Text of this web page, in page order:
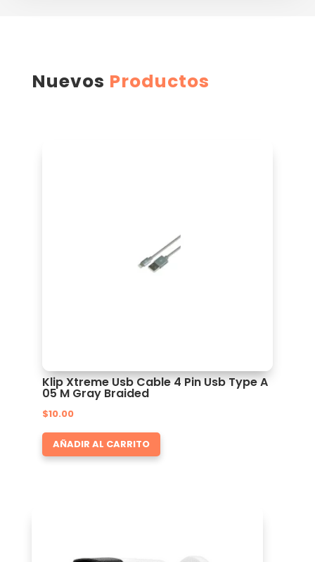
Nuevos Productos
Klip Xtreme Usb Cable 4 Pin Usb Type A
05 M Gray Braided
$10.00
AÑADIR AL CARRITO